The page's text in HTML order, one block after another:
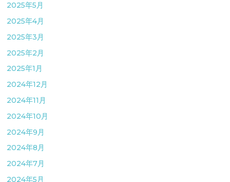
2025年5月
2025年4月
2025年3月
2025年2月
2025年1月
2024年12月
2024年11月
2024年10月
2024年9月
2024年8月
2024年7月
2024年5月